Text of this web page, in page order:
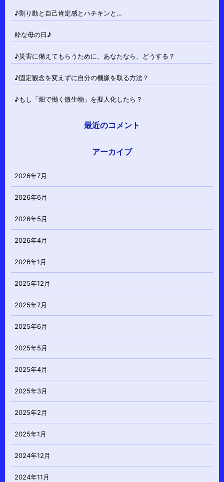
♪割り勘と自己肯定感とハチキンと…
粋な母の日♪
♪災害に備えてもらうために、あなたなら、どうする？
♪固定観念を変えずに自分の機嫌を取る方法？
♪もし「畑で働く微生物」を擬人化したら？
最近のコメント
アーカイブ
2026年7月
2026年6月
2026年5月
2026年4月
2026年1月
2025年12月
2025年7月
2025年6月
2025年5月
2025年4月
2025年3月
2025年2月
2025年1月
2024年12月
2024年11月